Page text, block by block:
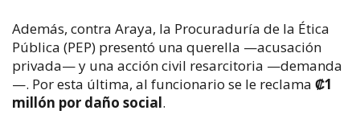
Además, contra Araya, la Procuraduría de la Ética
Pública (PEP) presentó una querella —acusación
privada— y una acción civil resarcitoria —demanda
—. Por esta última, al funcionario se le reclama ₡1
millón por daño social.